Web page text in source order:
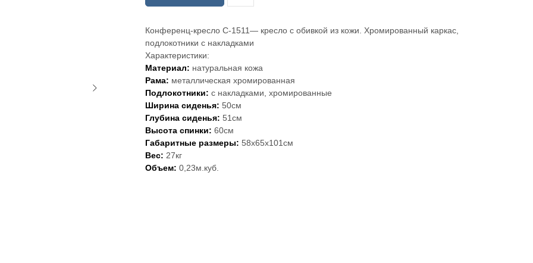
Конференц-кресло С-1511— кресло с обивкой из кожи. Хромированный каркас,
подлокотники с накладками
Характеристики:
Материал: натуральная кожа
Рама: металлическая хромированная
Подлокотники: с накладками, хромированные
Ширина сиденья: 50см
Глубина сиденья: 51см
Высота спинки: 60см
Габаритные размеры: 58х65х101см
Вес: 27кг
Объем: 0,23м.куб.